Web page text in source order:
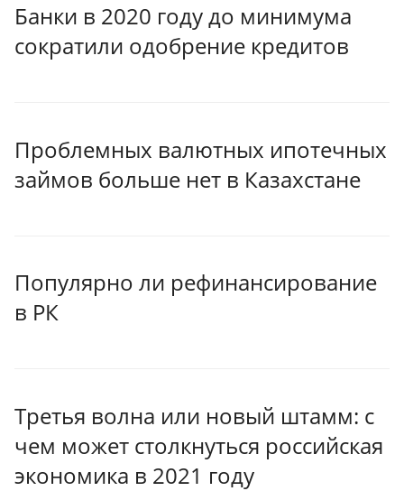
Банки в 2020 году до минимума
сократили одобрение кредитов
Проблемных валютных ипотечных
займов больше нет в Казахстане
Популярно ли рефинансирование
в РК
Третья волна или новый штамм: с
чем может столкнуться российская
экономика в 2021 году